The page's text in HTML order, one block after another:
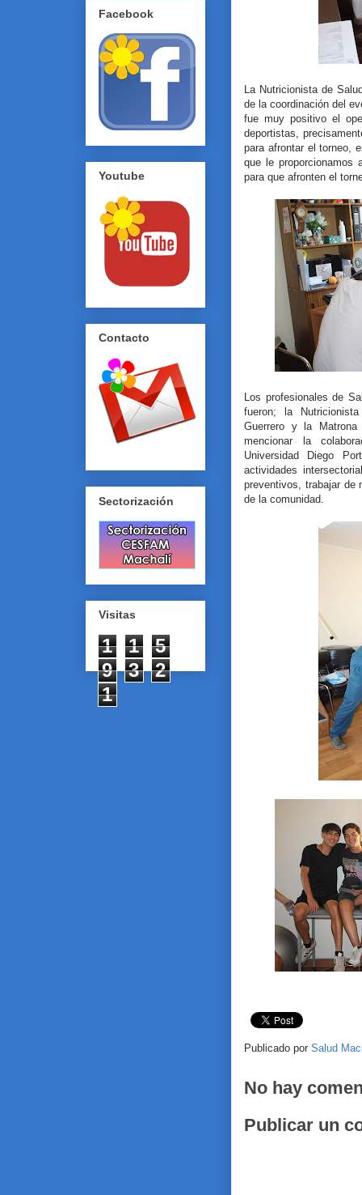
La Nutricionista de
de la coordinación del
fue muy positivo el
deportistas,
para afrontar el torneo,
que le proporcionamos
para que afronten el
Los profesionales de
fueron; la
Guerrero y la
mencionar la
Universidad Diego
actividades
preventivos, trabajar de
de la comunidad.
Publicado por Salud
No hay
Publicar un
Facebook
Youtube
Contacto
Sectorización
Visitas
1 1
5
9
3
2
1